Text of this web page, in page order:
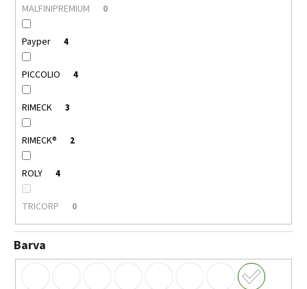
MALFINIPREMIUM 0
Payper 4
PICCOLIO 4
RIMECK 3
RIMECK® 2
ROLY 4
TRICORP 0
Barva